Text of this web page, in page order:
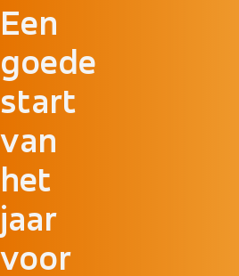
Een
goede
start
van
het
jaar
voor